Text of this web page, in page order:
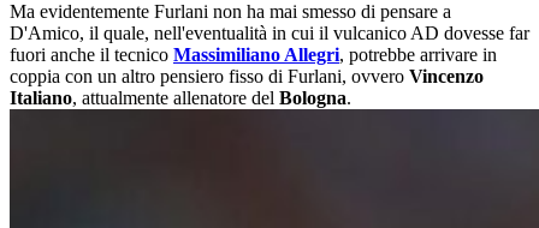
Ma evidentemente Furlani non ha mai smesso di pensare a
D'Amico, il quale, nell'eventualità in cui il vulcanico AD dovesse far
fuori anche il tecnico Massimiliano Allegri, potrebbe arrivare in
coppia con un altro pensiero fisso di Furlani, ovvero Vincenzo
Italiano, attualmente allenatore del Bologna.